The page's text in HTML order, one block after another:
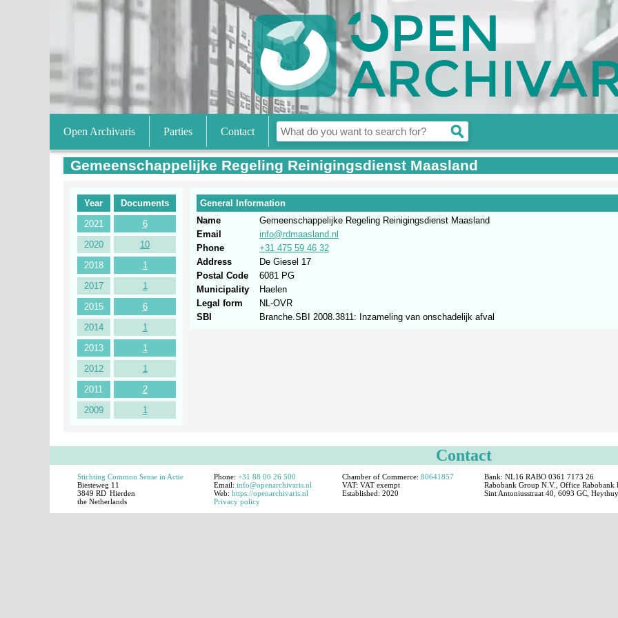
Open Archivaris Parties Contact
Gemeenschappelijke Regeling Reinigingsdienst Maasland
Year
Documents
2021
6
2020
10
2018
1
2017
1
2015
6
2014
1
2013
1
2012
1
2011
2
2009
1
General Information
Name
Gemeenschappelijke Regeling Reinigingsdienst Maasland
Email
info@rdmaasland.nl
Phone
+31 475 59 46 32
Address
De Giesel 17
Postal Code
6081 PG
Municipality
Haelen
Legal form
NL-OVR
SBI
Branche.SBI 2008.3811: Inzameling van onschadelijk afval
Contact
Stichting Common Sense in Actie
Biesteweg 11
3849 RD Hierden
the Netherlands
Phone: +31 88 00 26 500
Email: info@openarchivaris.nl
Web: https://openarchivaris.nl
Privacy policy
Chamber of Commerce: 80641857
VAT: VAT exempt
Established: 2020
Bank: NL16 RABO 0361 7173 26
Rabobank Group N.V., Office Rabobank
Sint Antoniusstraat 40, 6093 GC,